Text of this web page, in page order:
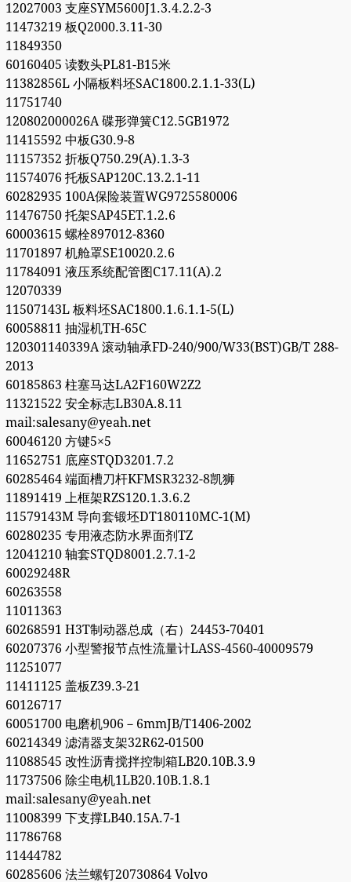
12027003 支座SYM5600J1.3.4.2.2-3
11473219 板Q2000.3.11-30
11849350
60160405 读数头PL81-B15米
11382856L 小隔板料坯SAC1800.2.1.1-33(L)
11751740
120802000026A 碟形弹簧C12.5GB1972
11415592 中板G30.9-8
11157352 折板Q750.29(A).1.3-3
11574076 托板SAP120C.13.2.1-11
60282935 100A保险装置WG9725580006
11476750 托架SAP45ET.1.2.6
60003615 螺栓897012-8360
11701897 机舱罩SE10020.2.6
11784091 液压系统配管图C17.11(A).2
12070339
11507143L 板料坯SAC1800.1.6.1.1-5(L)
60058811 抽湿机TH-65C
120301140339A 滚动轴承FD-240/900/W33(BST)GB/T 288-
2013
60185863 柱塞马达LA2F160W2Z2
11321522 安全标志LB30A.8.11
mail:salesany@yeah.net
60046120 方键5×5
11652751 底座STQD3201.7.2
60285464 端面槽刀杆KFMSR3232-8凯狮
11891419 上框架RZS120.1.3.6.2
11579143M 导向套锻坯DT180110MC-1(M)
60280235 专用液态防水界面剂TZ
12041210 轴套STQD8001.2.7.1-2
60029248R
60263558
11011363
60268591 H3T制动器总成（右）24453-70401
60207376 小型警报节点性流量计LASS-4560-40009579
11251077
11411125 盖板Z39.3-21
60126717
60051700 电磨机906－6mmJB/T1406-2002
60214349 滤清器支架32R62-01500
11088545 改性沥青搅拌控制箱LB20.10B.3.9
11737506 除尘电机1LB20.10B.1.8.1
mail:salesany@yeah.net
11008399 下支撑LB40.15A.7-1
11786768
11444782
60285606 法兰螺钉20730864 Volvo